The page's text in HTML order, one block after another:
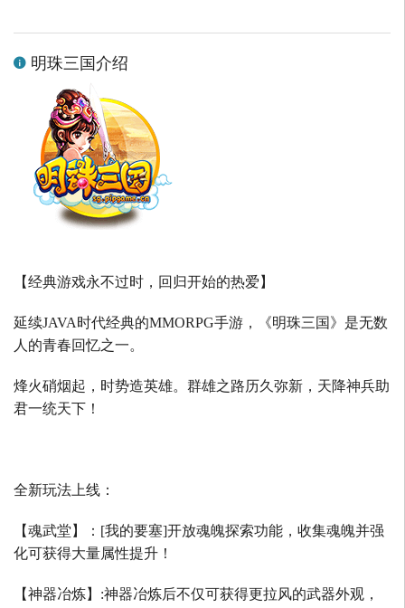
明珠三国介绍
【经典游戏永不过时，回归开始的热爱】
延续JAVA时代经典的MMORPG手游，《明珠三国》是无数
人的青春回忆之一。
烽火硝烟起，时势造英雄。群雄之路历久弥新，天降神兵助
君一统天下！
全新玩法上线：
【魂武堂】： [我的要塞]开放魂魄探索功能，收集魂魄并强
化可获得大量属性提升！
【神器冶炼】 :神器冶炼后不仅可获得更拉风的武器外观，